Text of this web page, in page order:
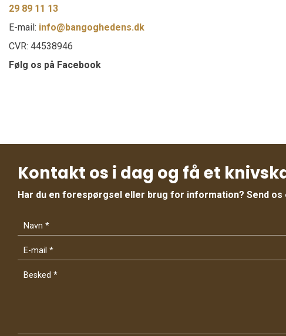
29 89 11 13
E-mail: info@bangoghedens.dk
CVR: 44538946
Følg os på Facebook
Kontakt os i dag og få et
Har du en forespørgsel eller brug for information? Send